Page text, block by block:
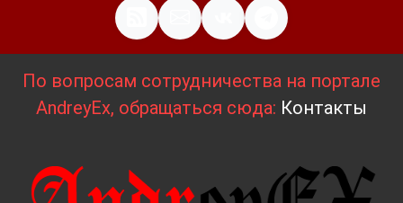
По вопросам сотрудничества на портале
AndreyEx, обращаться сюда: Контакты